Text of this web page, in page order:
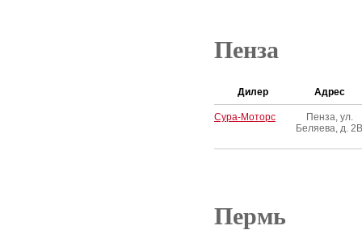
Пенза
Дилер Адрес
Сура-Моторс
Пенза, ул.
Беляева, д. 2В
Пермь